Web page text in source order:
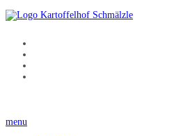
menu